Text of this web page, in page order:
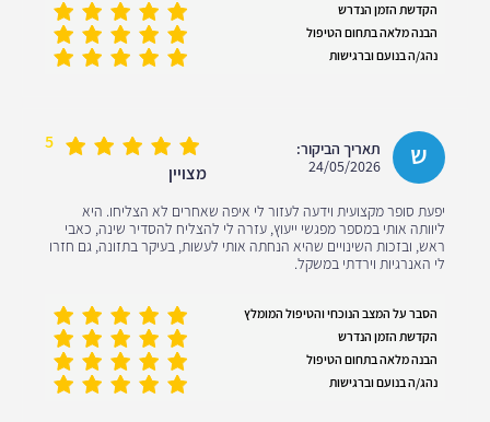
הקדשת הזמן הנדרש
הבנה מלאה בתחום הטיפול
נהג/ה בנועם וברגישות
ש
תאריך הביקור:
24/05/2026
5
מצויין
יפעת סופר מקצועית וידעה לעזור לי איפה שאחרים לא הצליחו. היא
ליוותה אותי במספר מפגשי ייעוץ, עזרה לי להצליח להסדיר שינה, כאבי
ראש, ובזכות השינויים שהיא הנחתה אותי לעשות, בעיקר בתזונה, גם חזרו
לי האנרגיות וירדתי במשקל.
הסבר על המצב הנוכחי והטיפול המומלץ
הקדשת הזמן הנדרש
הבנה מלאה בתחום הטיפול
נהג/ה בנועם וברגישות